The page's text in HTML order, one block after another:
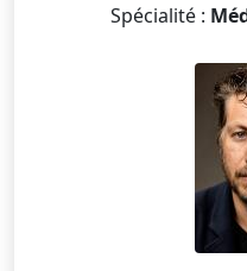
Spécialité :